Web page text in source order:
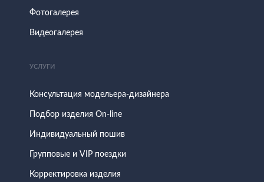
Фотогалерея
Видеогалерея
УСЛУГИ
Консультация модельера-дизайнера
Подбор изделия On-line
Индивидуальный пошив
Групповые и VIP поездки
Корректировка изделия